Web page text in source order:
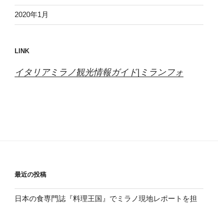
2020年1月
LINK
イタリアミラノ観光情報ガイド|ミランフォ
最近の投稿
日本の食専門誌『料理王国』でミラノ現地レポートを担